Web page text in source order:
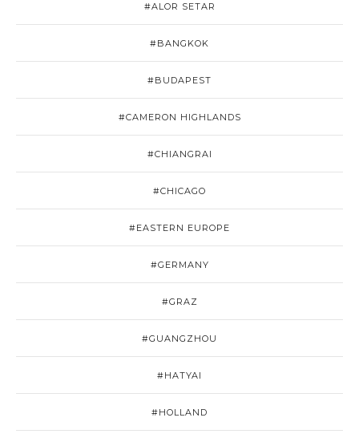
#ALOR SETAR
#BANGKOK
#BUDAPEST
#CAMERON HIGHLANDS
#CHIANGRAI
#CHICAGO
#EASTERN EUROPE
#GERMANY
#GRAZ
#GUANGZHOU
#HATYAI
#HOLLAND